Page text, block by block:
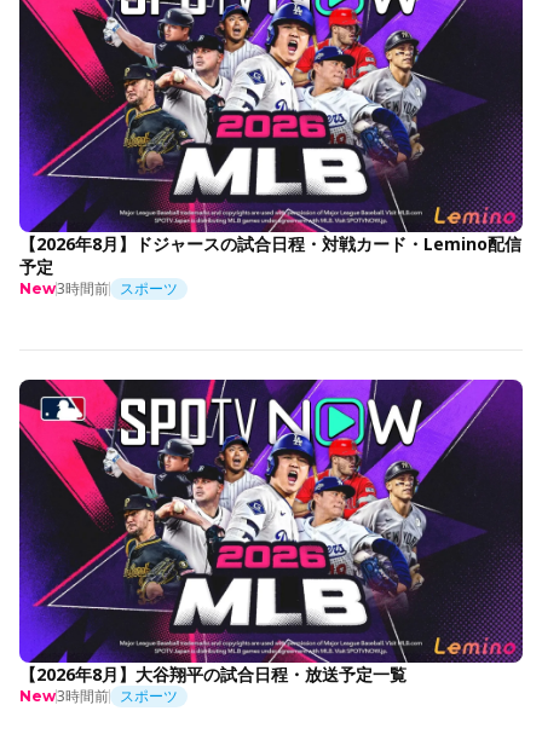
【2026年8月】ドジャースの試合日程・対戦カード・Lemino配信
予定
New3時間前 スポーツ
【2026年8月】大谷翔平の試合日程・放送予定一覧
New3時間前 スポーツ